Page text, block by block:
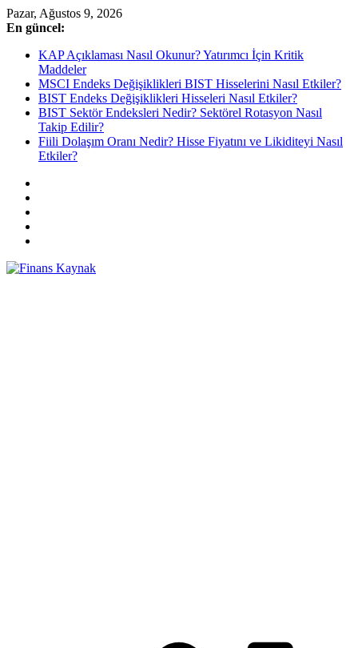
Skip
to
Pazar, Ağustos 9, 2026
En güncel:
KAP Açıklaması Nasıl Okunur? Yatırımcı İçin Kritik
Maddeler
MSCI Endeks Değişiklikleri BIST Hisselerini Nasıl Etkiler?
BIST Endeks Değişiklikleri Hisseleri Nasıl Etkiler?
BIST Sektör Endeksleri Nedir? Sektörel Rotasyon Nasıl
Takip Edilir?
Fiili Dolaşım Oranı Nedir? Hisse Fiyatını ve Likiditeyi Nasıl
Etkiler?